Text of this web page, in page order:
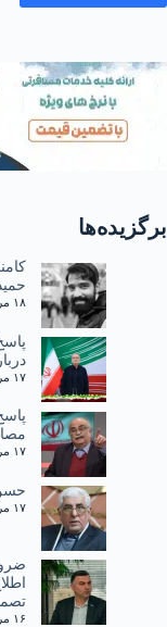
برگزیده‌ها
۱۸ مرداد ۱۴۰۵
درباره دی
۱۷ مرداد ۱۴۰۵
۱۷ مرداد ۱۴۰۵
۱۷ مرداد ۱۴۰۵
۱۶ مرداد ۱۴۰۵